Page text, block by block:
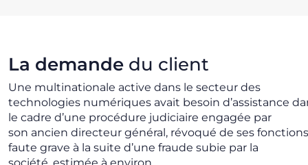
La demande du client
Une multinationale active dans le secteur des
technologies numériques avait besoin d’assistance
le cadre d’une procédure judiciaire engagée par
son ancien directeur général, révoqué de ses
faute grave à la suite d’une fraude subie par la